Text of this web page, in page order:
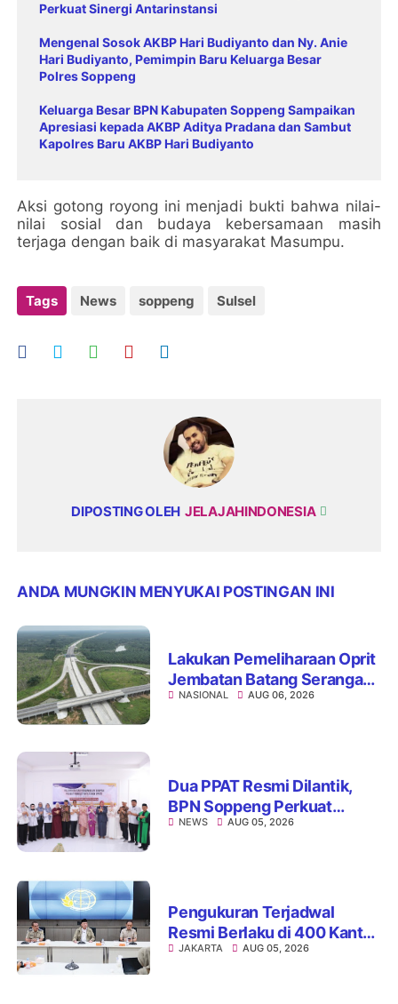
Perkuat Sinergi Antarinstansi
Mengenal Sosok AKBP Hari Budiyanto dan Ny. Anie
Hari Budiyanto, Pemimpin Baru Keluarga Besar
Polres Soppeng
Keluarga Besar BPN Kabupaten Soppeng Sampaikan
Apresiasi kepada AKBP Aditya Pradana dan Sambut
Kapolres Baru AKBP Hari Budiyanto
Aksi gotong royong ini menjadi bukti bahwa nilai-
nilai sosial dan budaya kebersamaan masih
terjaga dengan baik di masyarakat Masumpu.
Tags News soppeng Sulsel
DIPOSTING OLEH JELAJAHINDONESIA
ANDA MUNGKIN MENYUKAI POSTINGAN INI
Lakukan Pemeliharaan Oprit
Jembatan Batang Serangan,
Hutama Karya Uji Coba
NASIONAL AUG 06, 2026
Dua PPAT Resmi Dilantik,
BPN Soppeng Perkuat
Pelayanan Pertanahan
NEWS AUG 05, 2026
Pengukuran Terjadwal
Resmi Berlaku di 400 Kantor
Pertanahan, ATR/BPN Jamin
JAKARTA AUG 05, 2026